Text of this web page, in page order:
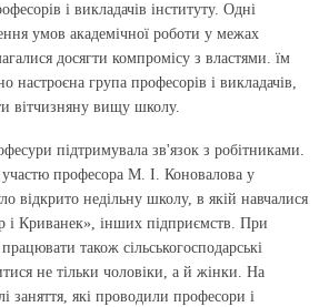
і викладачів інституту. Одні
умов академічної роботи у межах
досягти компромісу з властями. їм
настроєна група професорів і викладачів,
вітчизняну вищу школу.
підтримувала зв'язок з робітниками.
професора М. І. Коновалова у
відкрито недільну школу, в якій навчалися
і Криванек», інших підприємств. При
також сільськогосподарські
не тільки чоловіки, а й жінки. На
заняття, які проводили професори і